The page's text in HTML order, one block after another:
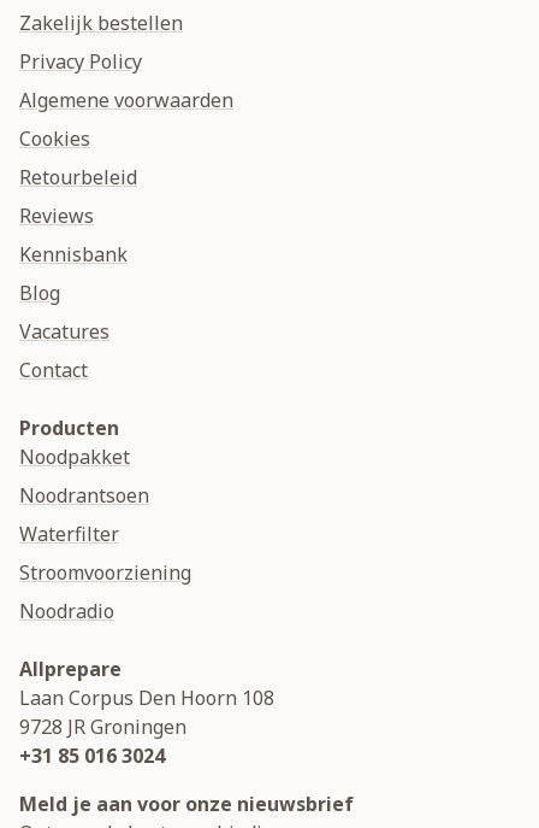
Zakelijk bestellen
Privacy Policy
Algemene voorwaarden
Cookies
Retourbeleid
Reviews
Kennisbank
Blog
Vacatures
Contact
Producten
Noodpakket
Noodrantsoen
Waterfilter
Stroomvoorziening
Noodradio
Allprepare
Laan Corpus Den Hoorn 108
9728 JRGroningen
+31 85 016 3024
Meld je aan voor onze nieuwsbrief